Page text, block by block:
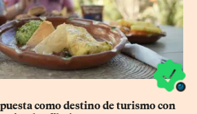
como destino de turismo con